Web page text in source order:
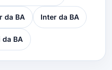
da BA Inter da BA
da BA